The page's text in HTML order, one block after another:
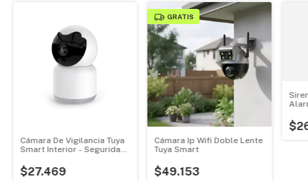
Cámara De Vigilancia Tuya
Smart Interior - Seguridad
$27.469
GRATIS
Cámara Ip Wifi Doble Lente
Tuya Smart
$49.153